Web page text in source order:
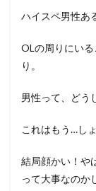
ハイスペ男性あ
OLの周りにい
り。
男性って、どう
これはもう…し
結局顔かい！や
って大事なのか